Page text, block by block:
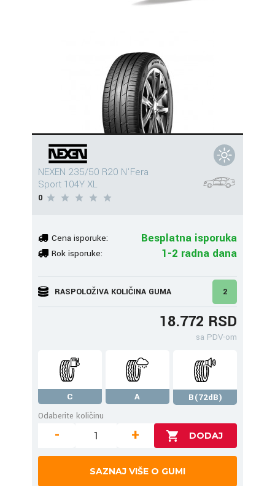
NEXEN 235/50 R20 N'Fera
Sport 104Y XL
0
Cena isporuke: Besplatna isporuka
Rok isporuke: 1-2 radna dana
RASPOLOŽIVA KOLIČINA GUMA 2
18.772 RSD
sa PDV-om
C A
B(72dB)
Odaberite količinu
- +
SAZNAJ VIŠE O GUMI